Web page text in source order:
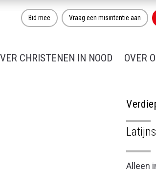
Bid mee Vraag een misintentie aan
CHRISTENEN IN NOOD OVER
Alleen